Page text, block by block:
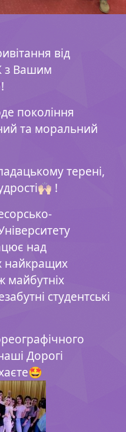
від
з Вашим
покоління
та моральний
терені,
!
над
найкращих
майбутніх
студентські
Дорогі